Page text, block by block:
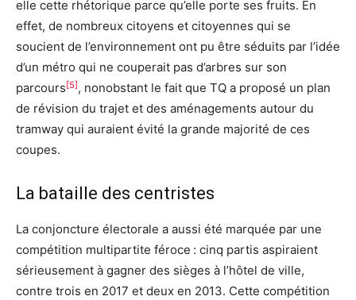
elle cette rhétorique parce qu’elle porte ses fruits. En
effet, de nombreux citoyens et citoyennes qui se
soucient de l’environnement ont pu être séduits par l’idée
d’un métro qui ne couperait pas d’arbres sur son
parcours[5], nonobstant le fait que TQ a proposé un plan
de révision du trajet et des aménagements autour du
tramway qui auraient évité la grande majorité de ces
coupes.
La bataille des centristes
La conjoncture électorale a aussi été marquée par une
compétition multipartite féroce : cinq partis aspiraient
sérieusement à gagner des sièges à l’hôtel de ville,
contre trois en 2017 et deux en 2013. Cette compétition